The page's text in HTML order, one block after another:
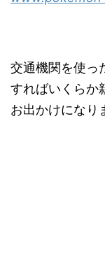
交通機関を使っ
すればいくらか
お出かけになり